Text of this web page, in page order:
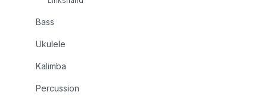
Bass
Ukulele
Kalimba
Percussion